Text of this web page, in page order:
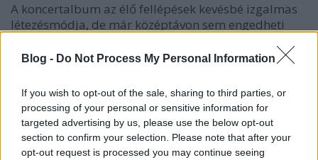
Blog - Do Not Process My Personal Information
If you wish to opt-out of the sale, sharing to third parties, or
processing of your personal or sensitive information for
targeted advertising by us, please use the below opt-out
section to confirm your selection. Please note that after your
opt-out request is processed you may continue seeing
A koncertalbum az élő fellépések kevésbé izgalmas
létezésmódja, de már középtávon sem engedheti
rögzítsen és adjon ki élő felvételt. Néha mégis egy
a zenekar történetében.…